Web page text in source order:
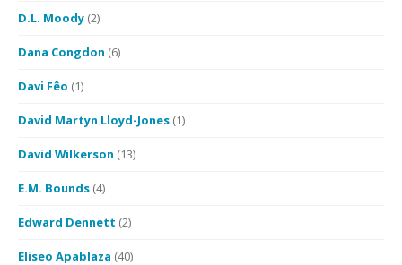
D.L. Moody (2)
Dana Congdon (6)
Davi Fêo (1)
David Martyn Lloyd-Jones (1)
David Wilkerson (13)
E.M. Bounds (4)
Edward Dennett (2)
Eliseo Apablaza (40)